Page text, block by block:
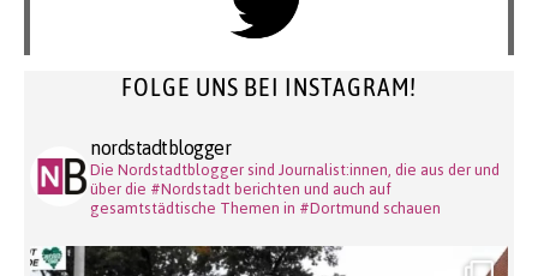
FOLGE UNS BEI INSTAGRAM!
nordstadtblogger
Die Nordstadtblogger sind Journalist:innen, die aus der und
über die #Nordstadt berichten und auch auf
gesamtstädtische Themen in #Dortmund schauen